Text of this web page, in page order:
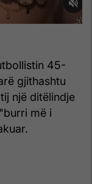
45-
gjithashtu
një ditëlindje
më i